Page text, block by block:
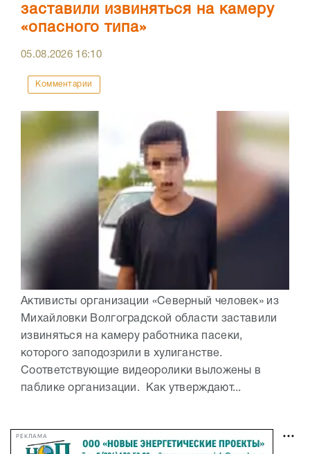
заставили извиняться на камеру
«опасного типа»
05.08.2026 16:10
Комментарии
Активисты организации «Северный человек» из
Михайловки Волгоградской области заставили
извиняться на камеру работника пасеки,
которого заподозрили в хулиганстве.
Соответствующие видеоролики выложены в
паблике организации. Как утверждают...
РЕКЛАМА